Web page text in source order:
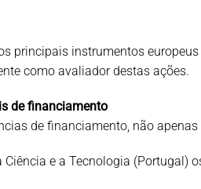
principais instrumentos
como avaliador destas ações.
de financiamento
de financiamento, não
e a Tecnologia